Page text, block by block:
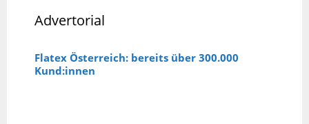
Advertorial
Flatex Österreich: bereits über 300.000
Kund:innen